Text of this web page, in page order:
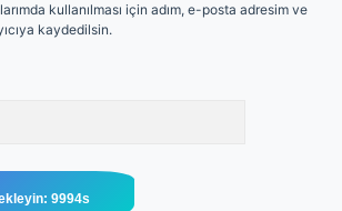
kullanılması için adım, e-posta adresim ve
kaydedilsin.